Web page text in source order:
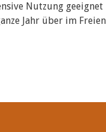
Nutzung geeignet
Jahr über im